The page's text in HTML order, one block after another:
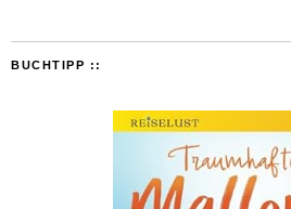
BUCHTIPP ::